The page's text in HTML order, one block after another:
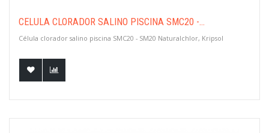
CÉLULA CLORADOR SALINO PISCINA SMC20 -...
Célula clorador salino piscina SMC20 - SM20 Naturalchlor, Kripsol